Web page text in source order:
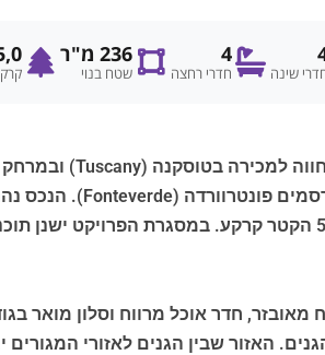
שינה
4
חדרי רחצה
236 מ"ר
שטח בנוי
5,0
בשטח בנוי ברוטו של כ-292 מ"ר על פני שני מפלסים וכן כ-5
חדר אוכל מרווח וסלון מואר בגודל של
האזור שבין הגנים לאזורי